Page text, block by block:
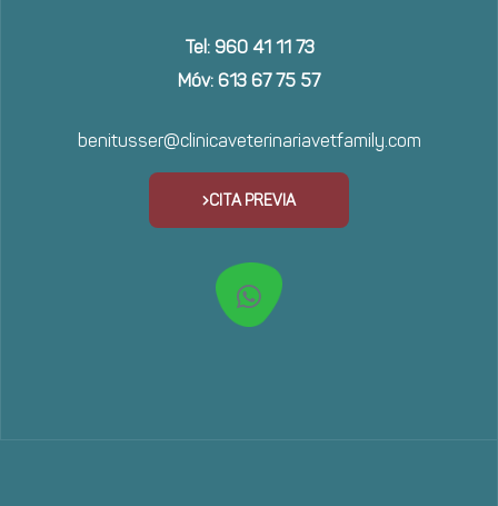
Tel: 960 41 11 73
Móv: 613 67 75 57
benitusser@clinicaveterinariavetfamily.com
CITA PREVIA